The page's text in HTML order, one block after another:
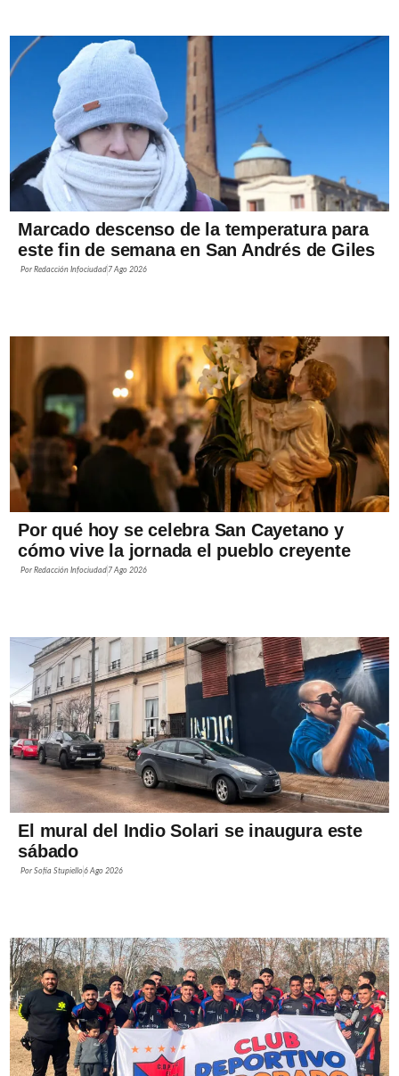
Marcado descenso de la temperatura para
este fin de semana en San Andrés de Giles
PorRedacción Infociudad 7 Ago 2026
Por qué hoy se celebra San Cayetano y
cómo vive la jornada el pueblo creyente
PorRedacción Infociudad 7 Ago 2026
El mural del Indio Solari se inaugura este
sábado
PorSofía Stupiello6 Ago 2026